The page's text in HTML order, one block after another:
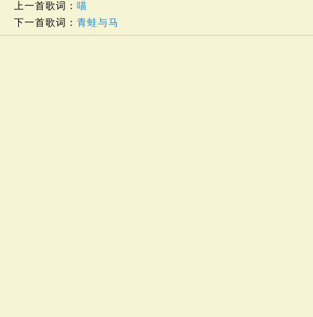
上一首歌词： 喵
下一首歌词： 青蛙与马